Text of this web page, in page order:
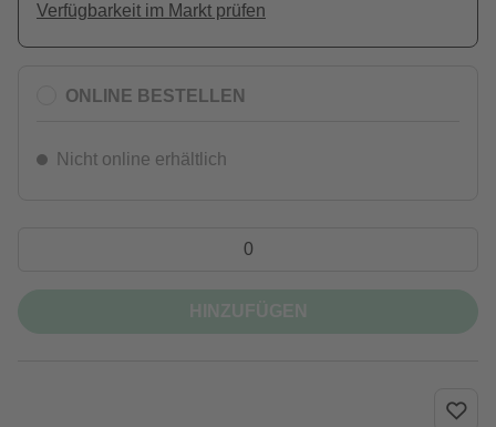
Verfügbarkeit im Markt prüfen
ONLINE BESTELLEN
Nicht online erhältlich